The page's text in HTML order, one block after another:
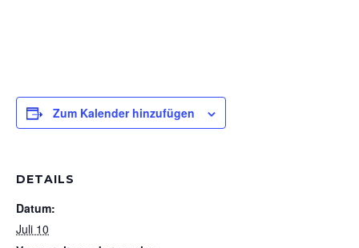
Zum Kalender hinzufügen
DETAILS
Datum:
Juli 10